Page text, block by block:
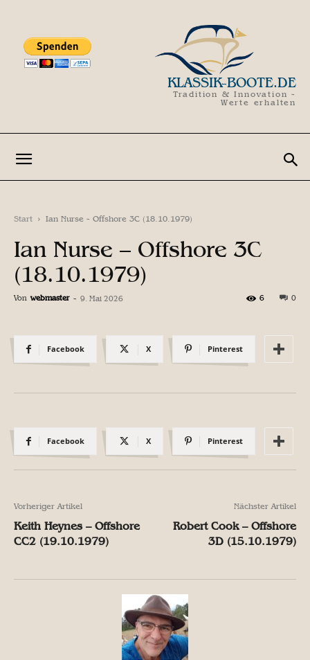
KLASSIK-BOOTE.DE
Tradition & Innovation -
Werte erhalten
Start Ian Nurse - Offshore 3C (18.10.1979)
Ian Nurse – Offshore 3C
(18.10.1979)
Von webmaster - 9. Mai 2026 0
6
Facebook X Pinterest
Facebook X Pinterest
Vorheriger Artikel
Keith Heynes – Offshore
CC2 (19.10.1979)
Nächster Artikel
Robert Cook – Offshore
3D (15.10.1979)